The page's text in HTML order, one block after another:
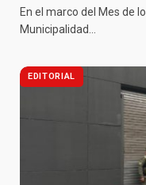
En el marco del Mes de
Municipalidad…
EDITORIAL